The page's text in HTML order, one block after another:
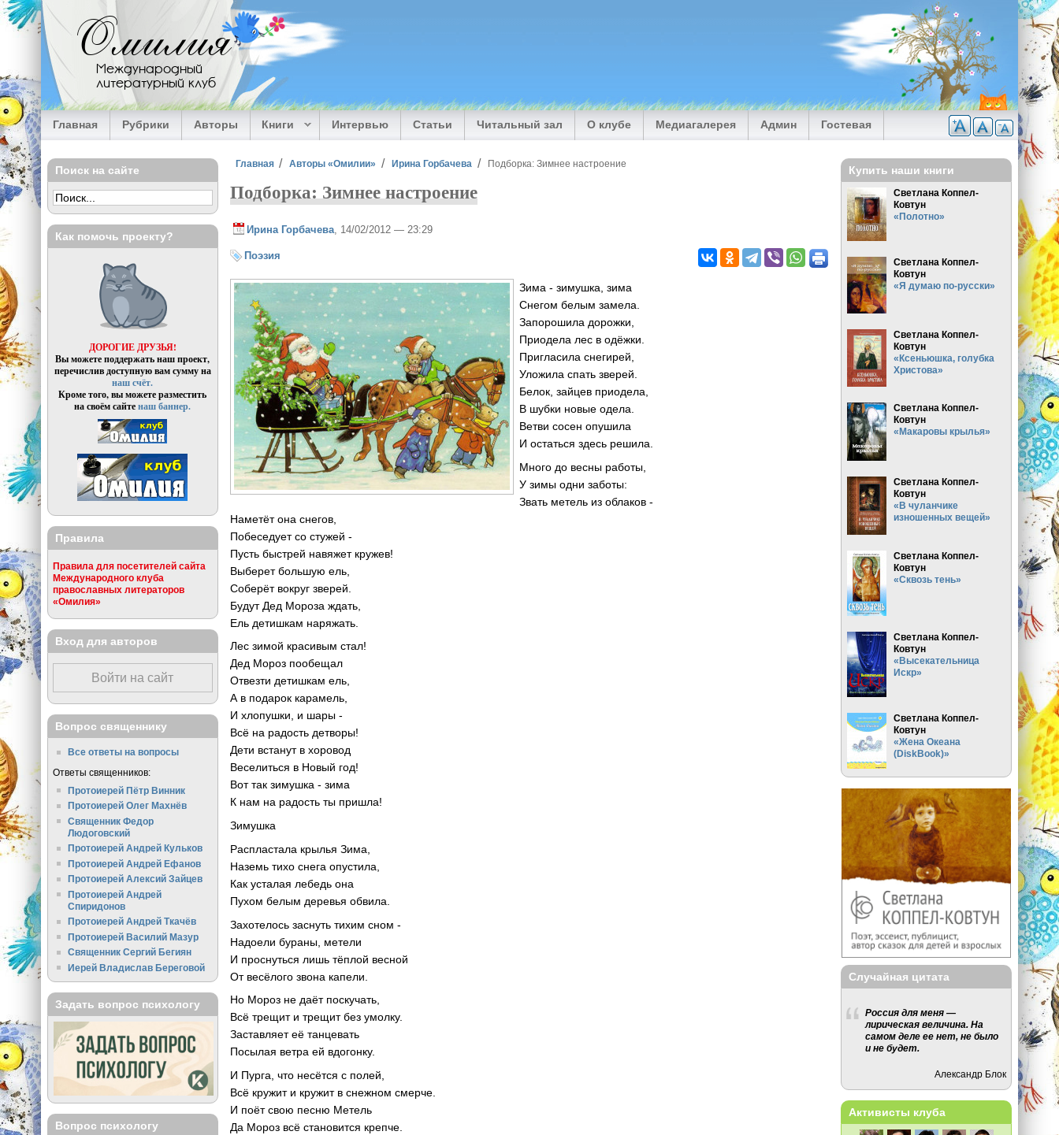
Перейти к основному содержанию
Омилия
Международный
литературный клуб
Главная Рубрики Авторы Книги Интервью Статьи Читальный зал О клубе Медиагалерея Админ Гостевая
Вы здесь
Главная Авторы «Омилии» Ирина Горбачева Подборка: Зимнее настроение
Подборка: Зимнее настроение
Ирина Горбачева , 14/02/2012 — 23:29
Поэзия
Зима - зимушка, зима
Снегом белым замела.
Запорошила дорожки,
Приодела лес в одёжки.
Пригласила снегирей,
Уложила спать зверей.
Белок, зайцев приодела,
В шубки новые одела.
Ветви сосен опушила
И остаться здесь решила.
Много до весны работы,
У зимы одни заботы:
Звать метель из облаков -
Наметёт она снегов,
Побеседует со стужей -
Пусть быстрей навяжет кружев!
Выберет большую ель,
Соберёт вокруг зверей.
Будут Дед Мороза ждать,
Ель детишкам наряжать.
Лес зимой красивым стал!
Дед Мороз пообещал
Отвезти детишкам ель,
А в подарок карамель,
И хлопушки, и шары -
Всё на радость детворы!
Дети встанут в хоровод
Веселиться в Новый год!
Вот так зимушка - зима
К нам на радость ты пришла!
Зимушка
Распластала крылья Зима,
Наземь тихо снега опустила,
Как усталая лебедь она
Пухом белым деревья обвила.
Захотелось заснуть тихим сном -
Надоели бураны, метели
И проснуться лишь тёплой весной
От весёлого звона капели.
Но Мороз не даёт поскучать,
Всё трещит и трещит без умолку.
Заставляет её танцевать
Посылая ветра ей вдогонку.
И Пурга, что несётся с полей,
Всё кружит и кружит в снежном смерче.
И поёт свою песню Метель
Да Мороз всё становится крепче.
Поиск на сайте
Как помочь проекту?
ДОРОГИЕ ДРУЗЬЯ!
Вы можете поддержать наш проект,
перечислив доступную вам сумму на
наш счёт.
Кроме того, вы можете разместить
на своём сайтенаш баннер.
Правила
Правила для посетителей сайта
Международного клуба
православных литераторов
«Омилия»
Вход для авторов
Войти на сайт
Вопрос священнику
Все ответы на вопросы
Ответы священников:
Протоиерей Пётр Винник
Протоиерей Олег Махнёв
Священник Федор
Людоговский
Протоиерей Андрей Кульков
Протоиерей Андрей Ефанов
Протоиерей Алексий Зайцев
Протоиерей Андрей
Спиридонов
Протоиерей Андрей Ткачёв
Протоиерей Василий Мазур
Священник Сергий Бегиян
Иерей Владислав Береговой
Задать вопрос психологу
Вопрос психологу
Купить наши книги
Светлана Коппел-
Ковтун
«Полотно»
Светлана Коппел-
Ковтун
«Я думаю по-русски»
Светлана Коппел-
Ковтун
«Ксеньюшка, голубка
Христова»
Светлана Коппел-
Ковтун
«Макаровы крылья»
Светлана Коппел-
Ковтун
«В чуланчике
изношенных вещей»
Светлана Коппел-
Ковтун
«Сквозь тень»
Светлана Коппел-
Ковтун
«Высекательница
Искр»
Светлана Коппел-
Ковтун
«Жена Океана
(DiskBook)»
Случайная цитата
Россия для меня —
лирическая величина. На
самом деле ее нет, не было
и не будет.
Александр Блок
Активисты клуба